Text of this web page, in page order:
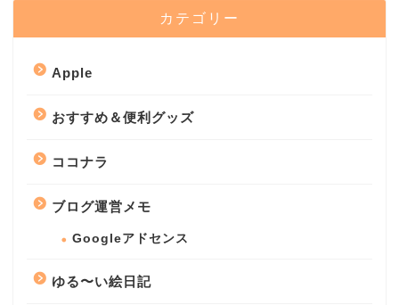
カテゴリー
Apple
おすすめ＆便利グッズ
ココナラ
ブログ運営メモ
Googleアドセンス
ゆる〜い絵日記